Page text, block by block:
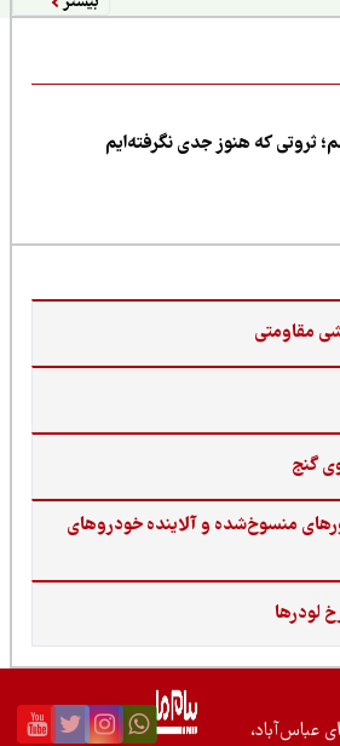
که هنوز جدی نگرفته‌ایم
منسوخ‌شده و آلاینده خودروهای